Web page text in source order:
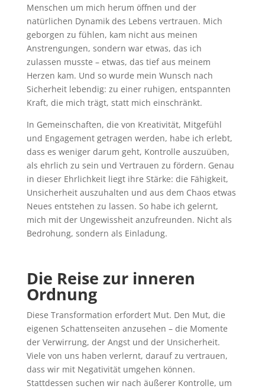
Menschen um mich herum öffnen und der
natürlichen Dynamik des Lebens vertrauen. Mich
geborgen zu fühlen, kam nicht aus meinen
Anstrengungen, sondern war etwas, das ich
zulassen musste – etwas, das tief aus meinem
Herzen kam. Und so wurde mein Wunsch nach
Sicherheit lebendig: zu einer ruhigen, entspannten
Kraft, die mich trägt, statt mich einschränkt.
In Gemeinschaften, die von Kreativität, Mitgefühl
und Engagement getragen werden, habe ich erlebt,
dass es weniger darum geht, Kontrolle auszuüben,
als ehrlich zu sein und Vertrauen zu fördern. Genau
in dieser Ehrlichkeit liegt ihre Stärke: die Fähigkeit,
Unsicherheit auszuhalten und aus dem Chaos etwas
Neues entstehen zu lassen. So habe ich gelernt,
mich mit der Ungewissheit anzufreunden. Nicht als
Bedrohung, sondern als Einladung.
Die Reise zur inneren
Ordnung
Diese Transformation erfordert Mut. Den Mut, die
eigenen Schattenseiten anzusehen – die Momente
der Verwirrung, der Angst und der Unsicherheit.
Viele von uns haben verlernt, darauf zu vertrauen,
dass wir mit Negativität umgehen können.
Stattdessen suchen wir nach äußerer Kontrolle, um